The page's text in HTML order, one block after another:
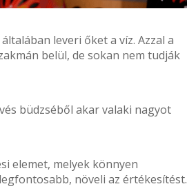
leveri őket a víz. Azzal a
belül, de sokan nem tudják
büdzséből akar valaki nagyot
elemet, melyek könnyen
növeli az értékesítést.